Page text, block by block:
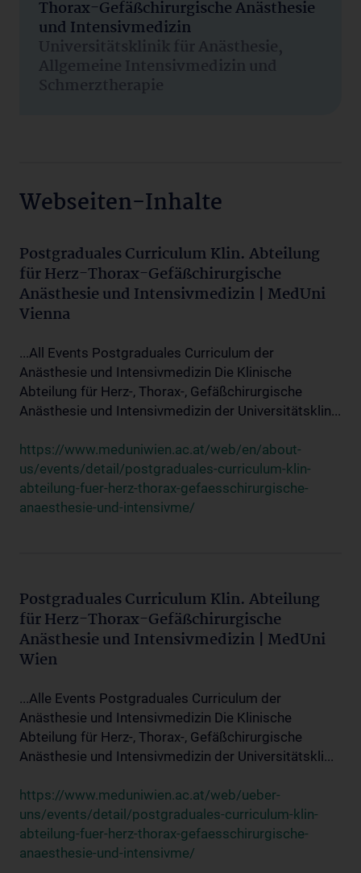
Thorax-Gefäßchirurgische Anästhesie
und Intensivmedizin
Universitätsklinik für Anästhesie,
Allgemeine Intensivmedizin und
Schmerztherapie
Webseiten-Inhalte
Postgraduales Curriculum Klin. Abteilung
für Herz-Thorax-Gefäßchirurgische
Anästhesie und Intensivmedizin | MedUni
Vienna
...All Events Postgraduales Curriculum der
Anästhesie und Intensivmedizin Die Klinische
Abteilung für Herz-, Thorax-, Gefäßchirurgische
Anästhesie und Intensivmedizin der Universitätsklin...
https://www.meduniwien.ac.at/web/en/about-
us/events/detail/postgraduales-curriculum-klin-
abteilung-fuer-herz-thorax-gefaesschirurgische-
anaesthesie-und-intensivme/
Postgraduales Curriculum Klin. Abteilung
für Herz-Thorax-Gefäßchirurgische
Anästhesie und Intensivmedizin | MedUni
Wien
...Alle Events Postgraduales Curriculum der
Anästhesie und Intensivmedizin Die Klinische
Abteilung für Herz-, Thorax-, Gefäßchirurgische
Anästhesie und Intensivmedizin der Universitätskli...
https://www.meduniwien.ac.at/web/ueber-
uns/events/detail/postgraduales-curriculum-klin-
abteilung-fuer-herz-thorax-gefaesschirurgische-
anaesthesie-und-intensivme/